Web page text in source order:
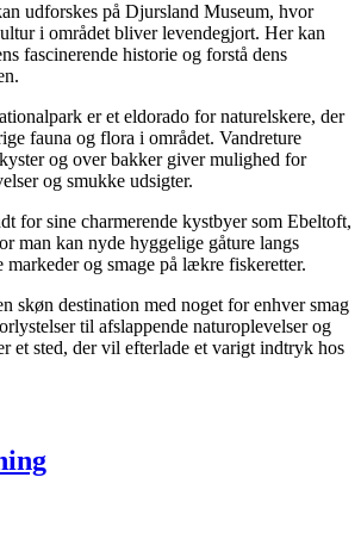
udforskes på Djursland Museum, hvor
i området bliver levendegjort. Her kan
fascinerende historie og forstå dens
er et eldorado for naturelskere, der
fauna og flora i området. Vandreture
og over bakker giver mulighed for
og smukke udsigter.
for sine charmerende kystbyer som Ebeltoft,
man kan nyde hyggelige gåture langs
markeder og smage på lækre fiskeretter.
skøn destination med noget for enhver smag
til afslappende naturoplevelser og
et sted, der vil efterlade et varigt indtryk hos